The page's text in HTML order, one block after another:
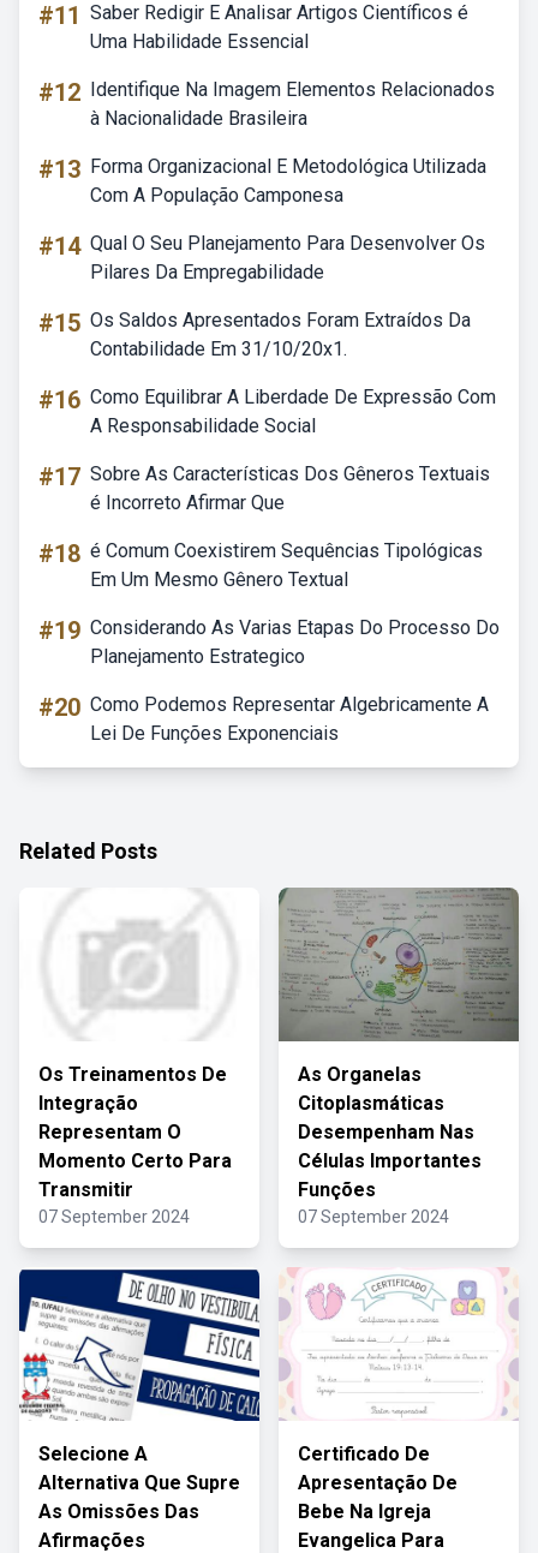
#11 Saber Redigir E Analisar Artigos Científicos é
Uma Habilidade Essencial
#12 Identifique Na Imagem Elementos Relacionados
à Nacionalidade Brasileira
#13 Forma Organizacional E Metodológica Utilizada
Com A População Camponesa
#14 Qual O Seu Planejamento Para Desenvolver Os
Pilares Da Empregabilidade
#15 Os Saldos Apresentados Foram Extraídos Da
Contabilidade Em 31/10/20x1.
#16 Como Equilibrar A Liberdade De Expressão Com
A Responsabilidade Social
#17 Sobre As Características Dos Gêneros Textuais
é Incorreto Afirmar Que
#18 é Comum Coexistirem Sequências Tipológicas
Em Um Mesmo Gênero Textual
#19 Considerando As Varias Etapas Do Processo Do
Planejamento Estrategico
#20 Como Podemos Representar Algebricamente A
Lei De Funções Exponenciais
Related Posts
Os Treinamentos De
Integração
Representam O
Momento Certo Para
Transmitir
07 September 2024
As Organelas
Citoplasmáticas
Desempenham Nas
Células Importantes
Funções
07 September 2024
Selecione A
Alternativa Que Supre
As Omissões Das
Afirmações
Certificado De
Apresentação De
Bebe Na Igreja
Evangelica Para